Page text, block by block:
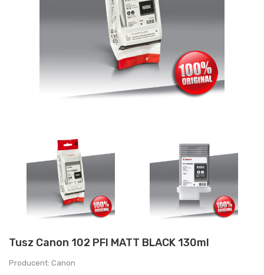
Tusz Canon 102 PFI MATT BLACK 130ml
Producent: Canon